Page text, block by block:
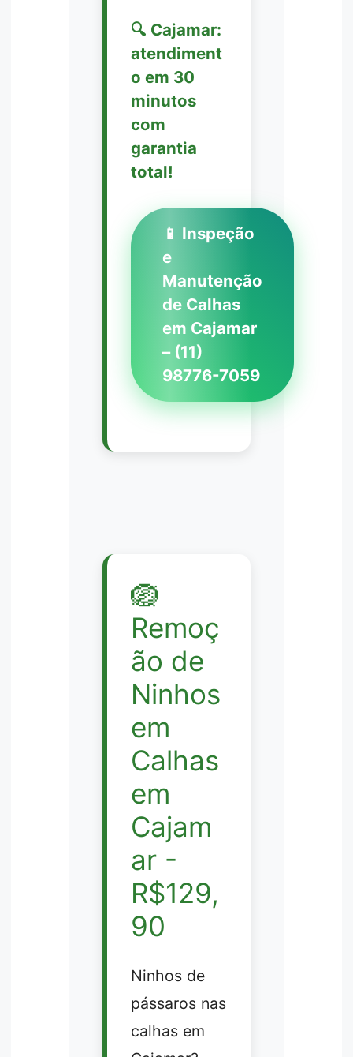
🔍 Cajamar:
atendiment
o em 30
minutos
com
garantia
total!
📱 Inspeção
e
Manutenção
de Calhas
em Cajamar
– (11)
98776-7059
🪺
Remoç
ão de
Ninhos
em
Calhas
em
Cajam
ar -
R$129,
90
Ninhos de
pássaros nas
calhas em